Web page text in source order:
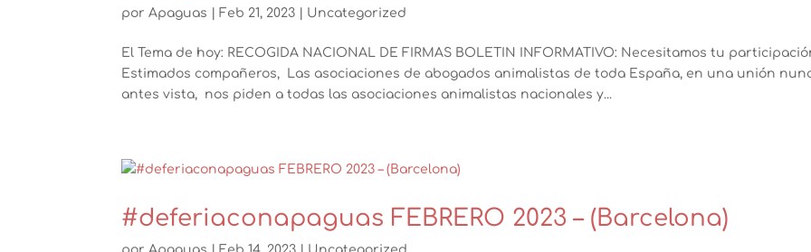
porApaguas Feb 21, 2023 Uncategorized
El Tema de hoy: RECOGIDA NACIONAL DE FIRMAS BOLETIN INFORMATIVO: Necesitamos tu
Estimados compañeros, Las asociaciones de abogados animalistas de toda España, en una unión
antes vista, nos piden a todas las asociaciones animalistas nacionales y...
#deferiaconapaguas FEBRERO 2023 – (Barcelona)